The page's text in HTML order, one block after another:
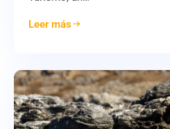
Leer más